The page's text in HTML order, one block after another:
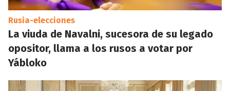
Rusia-elecciones
La viuda de Navalni, sucesora de su legado
opositor, llama a los rusos a votar por
Yábloko